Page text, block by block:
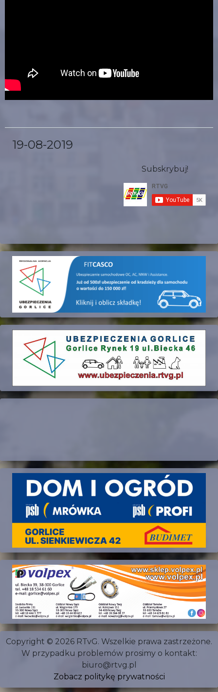
19-08-2019
Subskrybuj!
Copyright © 2026 RTvG. Wszelkie prawa zastrzeżone.
W przypadku problemów prosimy o kontakt:
biuro@rtvg.pl
Zobacz politykę prywatności